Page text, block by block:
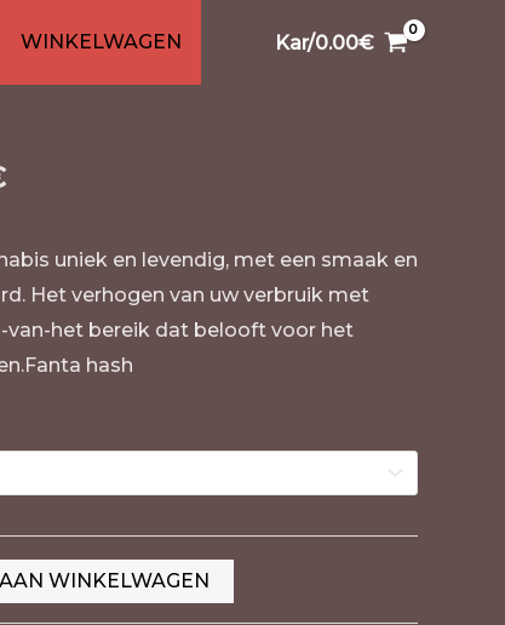
WINKELWAGEN Kar/0.00€
uniek en levendig, met een smaak en
Het verhogen van uw verbruik met
het bereik dat belooft voor het
hash
WINKELWAGEN
producten
product
producten
producten
producten